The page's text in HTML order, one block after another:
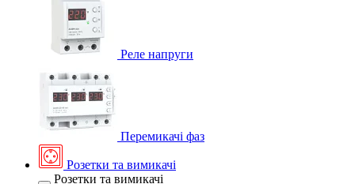
Реле напруги
Перемикачі фаз
Розетки та вимикачі
Розетки та вимикачі